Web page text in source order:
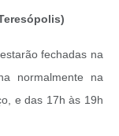
fechadas na
normalmente na
e das 17h às 19h